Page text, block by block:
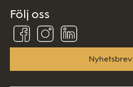
Följ oss
Följ
oss
på
Följ
oss
på
Nyhetsbrev